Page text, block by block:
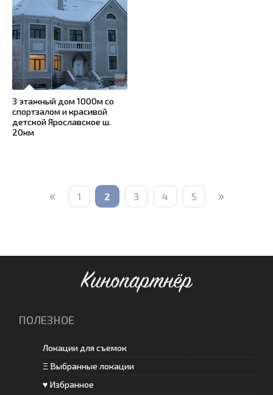
3 этажный дом 1000м со
спортзалом и красивой
детской Ярославское ш.
20км
« 1 2 3 4 5 »
Кинопартнёр
ПОЛЕЗНОЕ
Локации для съемок
Ξ Выбранные локации
♥ Избранное